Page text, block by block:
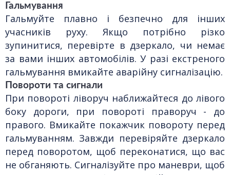
Гальмування
Гальмуйте плавно і безпечно для інших
учасників руху. Якщо потрібно різко
зупинитися, перевірте в дзеркало, чи немає
за вами інших автомобілів. У разі екстреного
гальмування вмикайте аварійну сигналізацію.
Повороти та сигнали
При повороті ліворуч наближайтеся до лівого
боку дороги, при повороті праворуч - до
правого. Вмикайте покажчик повороту перед
гальмуванням. Завжди перевіряйте дзеркало
перед поворотом, щоб переконатися, що вас
не обганяють. Сигналізуйте про маневри, щоб